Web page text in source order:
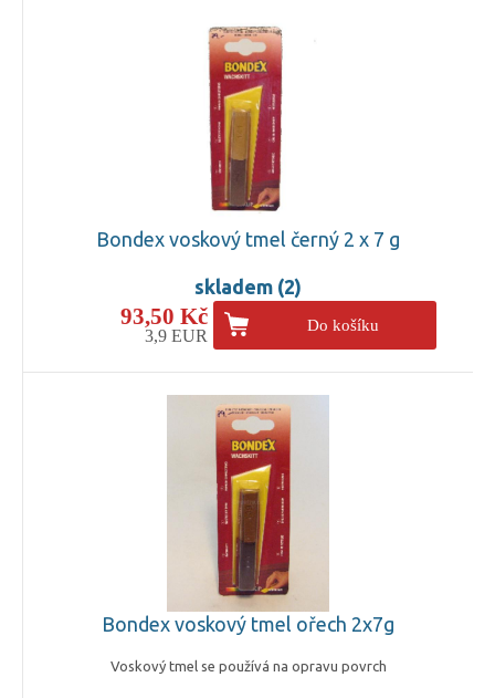
Bondex voskový tmel černý 2 x 7 g
skladem (2)
93,50 Kč
3,9 EUR
Do košíku
Bondex voskový tmel ořech 2x7g
Voskový tmel se používá na opravu povrch